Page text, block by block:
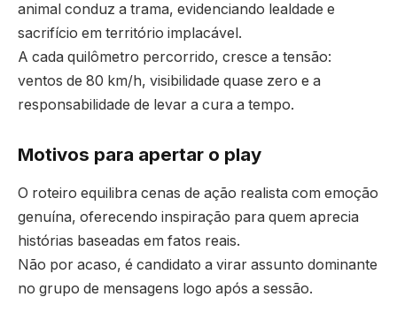
animal conduz a trama, evidenciando lealdade e
sacrifício em território implacável.
A cada quilômetro percorrido, cresce a tensão:
ventos de 80 km/h, visibilidade quase zero e a
responsabilidade de levar a cura a tempo.
Motivos para apertar o play
O roteiro equilibra cenas de ação realista com emoção
genuína, oferecendo inspiração para quem aprecia
histórias baseadas em fatos reais.
Não por acaso, é candidato a virar assunto dominante
no grupo de mensagens logo após a sessão.